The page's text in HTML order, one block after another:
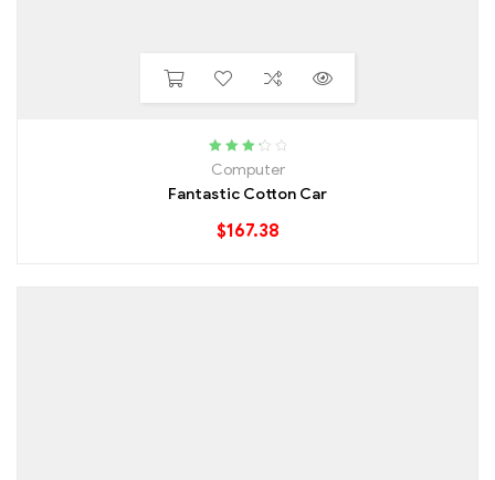
Rated
of 5
Computer
Fantastic Cotton Car
$167.38